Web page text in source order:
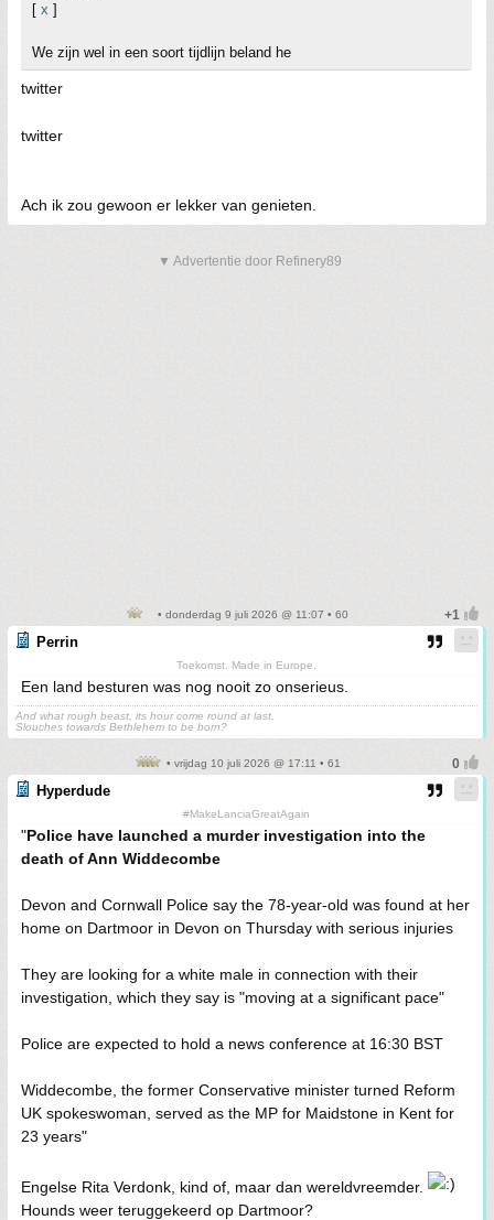
[ x ]
We zijn wel in een soort tijdlijn beland he
twitter
twitter
Ach ik zou gewoon er lekker van genieten.
▼ Advertentie door Refinery89
• donderdag 9 juli 2026 @ 11:07 • 60
Perrin
Toekomst. Made in Europe.
Een land besturen was nog nooit zo onserieus.
And what rough beast, its hour come round at last,
Slouches towards Bethlehem to be born?
• vrijdag 10 juli 2026 @ 17:11 • 61
Hyperdude
#MakeLanciaGreatAgain
"Police have launched a murder investigation into the
death of Ann Widdecombe
Devon and Cornwall Police say the 78-year-old was found at her
home on Dartmoor in Devon on Thursday with serious injuries
They are looking for a white male in connection with their
investigation, which they say is "moving at a significant pace"
Police are expected to hold a news conference at 16:30 BST
Widdecombe, the former Conservative minister turned Reform
UK spokeswoman, served as the MP for Maidstone in Kent for
23 years"
Engelse Rita Verdonk, kind of, maar dan wereldvreemder.
Hounds weer teruggekeerd op Dartmoor?